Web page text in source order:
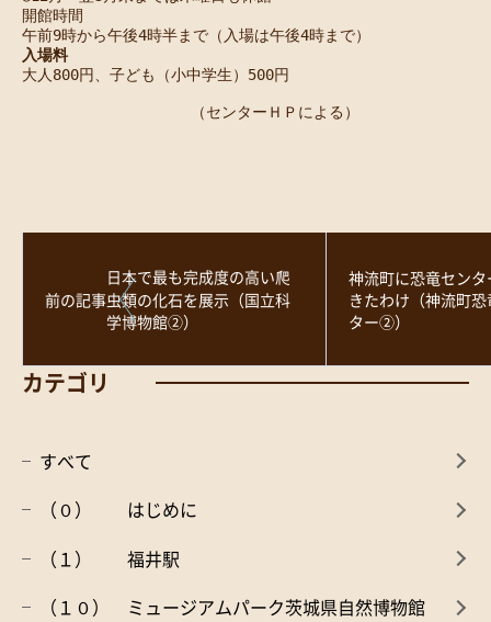
開館時間
午前9時から午後4時半まで（入場は午後4時まで）
入場料
大人800円、子ども（小中学生）500円
（センターＨＰによる）
前の記事
日本で最も完成度の高い爬
虫類の化石を展示（国立科
学博物館②）
神流町に恐竜セン
きたわけ（神流町
ター②）
カテゴリ
すべて
（０） はじめに
（１） 福井駅
（１０） ミュージアムパーク茨城県自然博物館